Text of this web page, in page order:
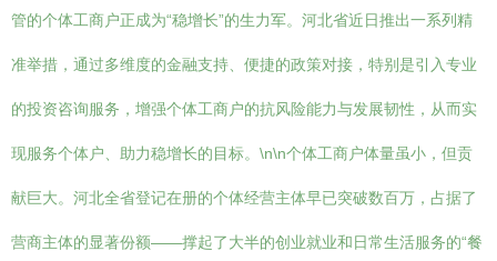
管的个体工商户正成为“稳增长”的生力军。河北省近日推出一系列精
准举措，通过多维度的金融支持、便捷的政策对接，特别是引入专业
的投资咨询服务，增强个体工商户的抗风险能力与发展韧性，从而实
现服务个体户、助力稳增长的目标。\n\n个体工商户体量虽小，但贡
献巨大。河北全省登记在册的个体经营主体早已突破数百万，占据了
营商主体的显著份额——撑起了大半的创业就业和日常生活服务的“餐